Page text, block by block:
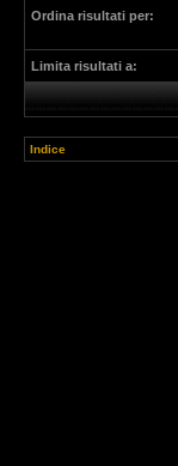
Ordina risultati per:
Limita risultati a:
Indice